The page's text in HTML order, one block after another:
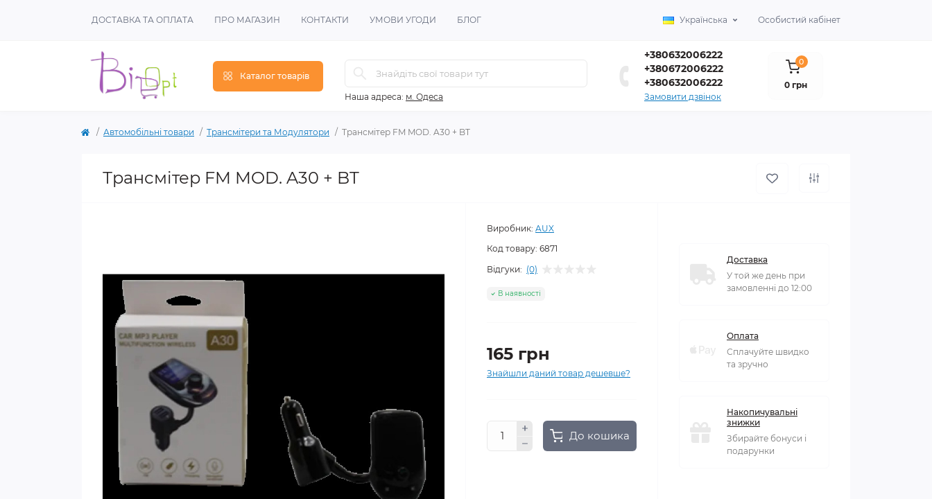
ДОСТАВКА ТА ОПЛАТА ПРО МАГАЗИН КОНТАКТИ УМОВИ УГОДИ БЛОГ Українська Особистий кабінет
Каталог товарів
Наша адреса: м. Одеса
+380632006222
+380672006222
+380632006222
Замовити дзвінок
0
0 грн
Автомобільні товари Трансмітери та Модулятори Трансмітер FM MOD. A30 + BT
Трансмітер FM MOD. A30 + BT
Виробник: AUX
Код товару: 6871
Відгуки: (0)
В наявності
165 грн
Знайшли даний товар дешевше?
До кошика
Доставка
У той же день при
замовленні до 12:00
Оплата
Сплачуйте швидко
та зручно
Накопичувальні
знижки
Збирайте бонуси і
подарунки